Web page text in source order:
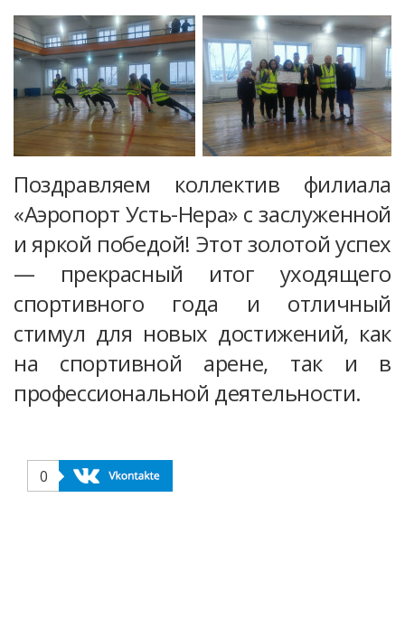
Поздравляем коллектив филиала
«Аэропорт Усть-Нера» с заслуженной
и яркой победой! Этот золотой успех
— прекрасный итог уходящего
спортивного года и отличный
стимул для новых достижений, как
на спортивной арене, так и в
профессиональной деятельности.
0